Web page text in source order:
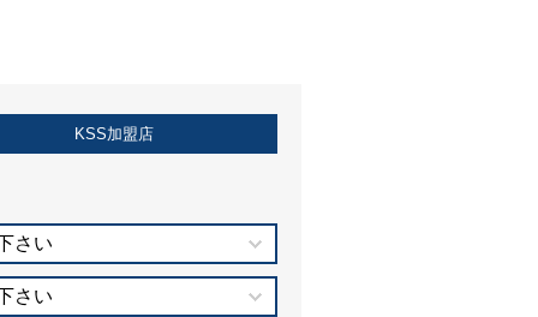
KSS加盟店
さい
さい